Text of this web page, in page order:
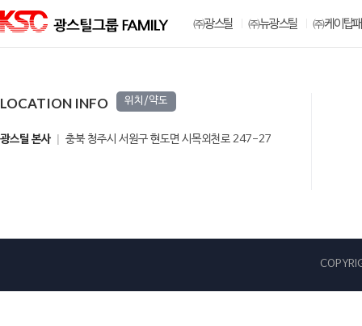
㈜광스틸 ㈜뉴광스틸 ㈜케이탑
LOCATION INFO 위치/약도
광스틸 본사 충북 청주시 서원구 현도면 시목외천로 247-27